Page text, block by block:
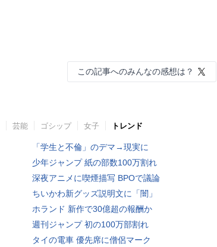
この記事へのみんなの感想は？
芸能 ゴシップ 女子 トレンド
「学生と不倫」のデマ→現実に
少年ジャンプ 紙の部数100万割れ
深夜アニメに喫煙描写 BPOで議論
ちいかわ新グッズ説明文に「闇」
ホランド 新作で30億超の報酬か
週刊ジャンプ 初の100万部割れ
タイの電車 優先席に僧侶マーク